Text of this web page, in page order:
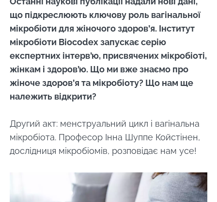
що підкреслюють ключову роль вагінальної
мікробіоти для жіночого здоров’я. Інститут
мікробіоти Biocodex запускає серію
експертних інтерв’ю, присвячених мікробіоті,
жінкам і здоров’ю. Що ми вже знаємо про
жіноче здоров’я та мікробіоту? Що нам ще
належить відкрити?
Другий акт: менструальний цикл і вагінальна
мікробіота. Професор Інна Шуппе Койстінен,
дослідниця мікробіомів, розповідає нам усе!